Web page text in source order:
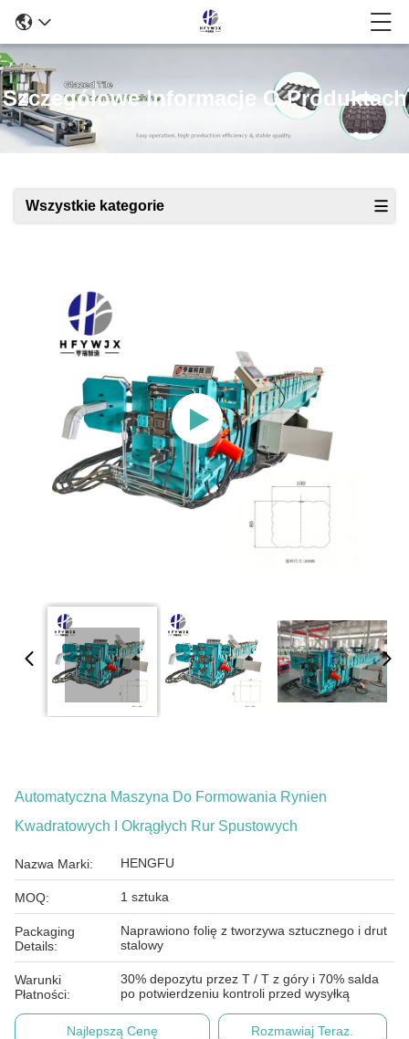
Szczegółowe Informacje O Produktach
Wszystkie kategorie
Automatyczna Maszyna Do Formowania Rynien
Kwadratowych I Okrągłych Rur Spustowych
Nazwa Marki: HENGFU
MOQ: 1 sztuka
Packaging
Details:
Naprawiono folię z tworzywa sztucznego i drut
stalowy
Warunki
Płatności:
30% depozytu przez T / T z góry i 70% salda
po potwierdzeniu kontroli przed wysyłką
Najlepszą Cenę Rozmawiaj Teraz.